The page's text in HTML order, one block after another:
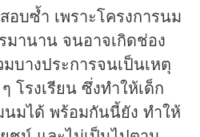
อบซ้ำ เพราะโครงการนม
มานาน จนอาจเกิดช่อง
บางประการจนเป็นเหตุ
โรงเรียน ซึ่งทำให้เด็ก
มได้ พร้อมกันนี้ยัง ทำให้